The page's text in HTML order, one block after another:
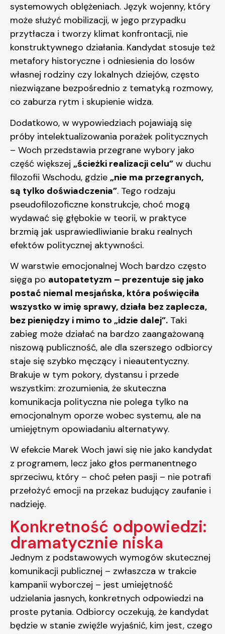
systemowych oblężeniach. Język wojenny, który
może służyć mobilizacji, w jego przypadku
przytłacza i tworzy klimat konfrontacji, nie
konstruktywnego działania. Kandydat stosuje też
metafory historyczne i odniesienia do losów
własnej rodziny czy lokalnych dziejów, często
niezwiązane bezpośrednio z tematyką rozmowy,
co zaburza rytm i skupienie widza.
Dodatkowo, w wypowiedziach pojawiają się
próby intelektualizowania porażek politycznych
– Woch przedstawia przegrane wybory jako
część większej „ścieżki realizacji celu” w duchu
filozofii Wschodu, gdzie „nie ma przegranych,
są tylko doświadczenia”. Tego rodzaju
pseudofilozoficzne konstrukcje, choć mogą
wydawać się głębokie w teorii, w praktyce
brzmią jak usprawiedliwianie braku realnych
efektów politycznej aktywności.
W warstwie emocjonalnej Woch bardzo często
sięga po autopatetyzm – prezentuje się jako
postać niemal mesjańska, która poświęciła
wszystko w imię sprawy, działa bez zaplecza,
bez pieniędzy i mimo to „idzie dalej”. Taki
zabieg może działać na bardzo zaangażowaną
niszową publiczność, ale dla szerszego odbiorcy
staje się szybko męczący i nieautentyczny.
Brakuje w tym pokory, dystansu i przede
wszystkim: zrozumienia, że skuteczna
komunikacja polityczna nie polega tylko na
emocjonalnym oporze wobec systemu, ale na
umiejętnym opowiadaniu alternatywy.
W efekcie Marek Woch jawi się nie jako kandydat
z programem, lecz jako głos permanentnego
sprzeciwu, który – choć pełen pasji – nie potrafi
przełożyć emocji na przekaz budujący zaufanie i
nadzieję.
Konkretność odpowiedzi:
dramatycznie niska
Jednym z podstawowych wymogów skutecznej
komunikacji publicznej – zwłaszcza w trakcie
kampanii wyborczej – jest umiejętność
udzielania jasnych, konkretnych odpowiedzi na
proste pytania. Odbiorcy oczekują, że kandydat
będzie w stanie zwięźle wyjaśnić, kim jest, czego